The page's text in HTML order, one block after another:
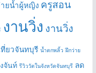
ยน้ำผู้หญิง ครูสอน
งานวิ่ง งานวิ่ง
ที่ยวจันทบุรี น้ำตกพลิ้ว ฝึกว่าย
จันท์ รีวิววัดในจังหวัดจันทบุรี ลด